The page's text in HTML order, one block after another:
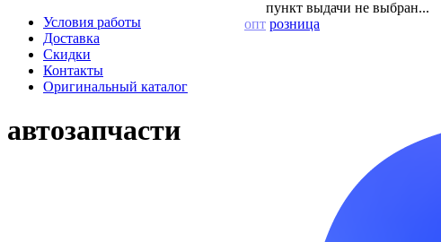
Условия работы
Доставка
Скидки
Контакты
Оригинальный каталог
пункт выдачи не выбран...
опт розница
автозапчасти